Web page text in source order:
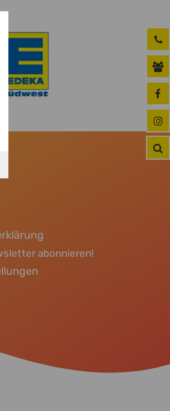
abonnieren!